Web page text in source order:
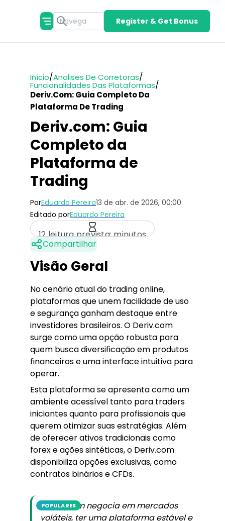
Register & Get Bonus
Início/Analises De Corretoras/
Funcionalidades Das Plataformas/
Deriv.com: Guia Completo Da
Plataforma De Trading
Deriv.com: Guia
Completo da
Plataforma de
Trading
PorEduardo Pereira13 de abr. de 2026, 00:00
Editado porEduardo Pereira
12 leitura prevista: minutos
Compartilhar
Visão Geral
No cenário atual do trading online,
plataformas que unem facilidade de uso
e segurança ganham destaque entre
investidores brasileiros. O Deriv.com
surge como uma opção robusta para
quem busca diversificação em produtos
financeiros e uma interface intuitiva para
operar.
Esta plataforma se apresenta como um
ambiente acessível tanto para traders
iniciantes quanto para profissionais que
querem otimizar suas estratégias. Além
de oferecer ativos tradicionais como
forex e ações sintéticas, o Deriv.com
disponibiliza opções exclusivas, como
contratos binários e CFDs.
POPULARES
Para quem negocia em mercados
voláteis, ter uma plataforma estável e